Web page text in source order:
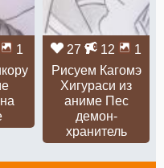
1
27 12
1
Рисуем Кагомэ
Хигураси из
аниме Пес
демон-
хранитель